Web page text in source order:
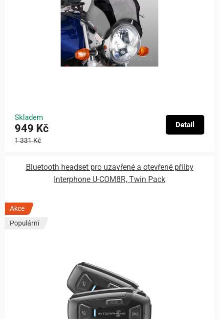
Skladem
949 Kč
1 331 Kč
Detail
Bluetooth headset pro uzavřené a otevřené přilby
Interphone U-COM8R, Twin Pack
Akce
Populární